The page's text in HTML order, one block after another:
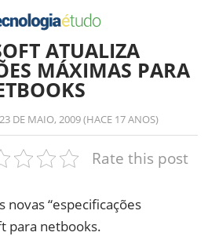
ATUALIZA
MÁXIMAS PARA
DE MAIO, 2009 (HACE 17 ANOS)
Rate this post
novas “especificações
para netbooks.